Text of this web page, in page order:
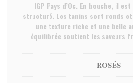
IGP Pays d’Oc. En bouche, il
structuré. Les tanins sont ronds
une texture riche et une belle
équilibrée soutient les saveurs
ROSÉS